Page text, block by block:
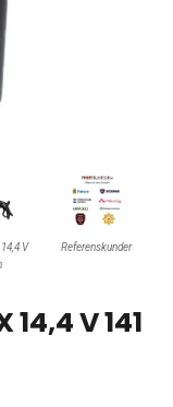
V
Referenskunder
V 141